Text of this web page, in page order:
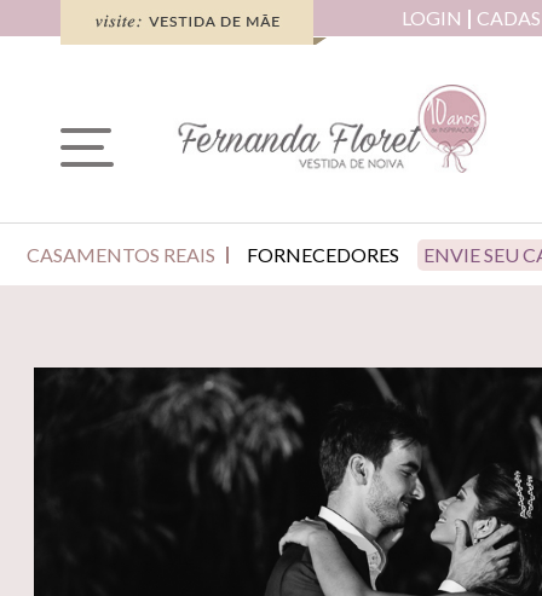
LOGIN
CASAMENTOS REAIS FORNECEDORES ENVIE SEU